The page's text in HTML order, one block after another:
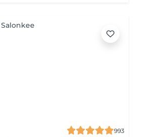
993